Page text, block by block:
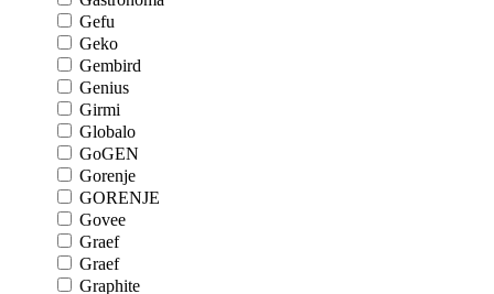
Gefu
Geko
Gembird
Genius
Girmi
Globalo
GoGEN
Gorenje
GORENJE
Govee
Graef
Graef
Graphite